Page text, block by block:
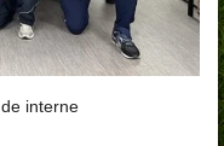
interne